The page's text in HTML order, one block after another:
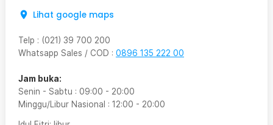
Lihat google maps
Telp : (021) 39 700 200
Whatsapp Sales / COD : 0896 135 222 00
Jam buka:
Senin - Sabtu : 09:00 - 20:00
Minggu/Libur Nasional : 12:00 - 20:00